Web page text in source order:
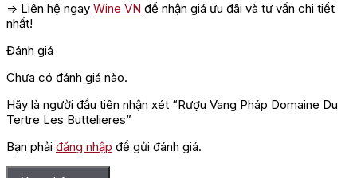
=> Liên hệ ngay Wine VN để nhận giá ưu đãi và tư vấn chi tiết
nhất!
Đánh giá
Chưa có đánh giá nào.
Hãy là người đầu tiên nhận xét “Rượu Vang Pháp Domaine Du
Tertre Les Buttelieres”
Bạn phải đăng nhập để gửi đánh giá.